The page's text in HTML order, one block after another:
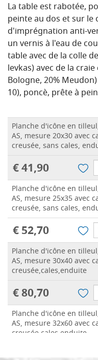
La table est rabotée,
peinte au dos et sur le
d'imprégnation anti-
un vernis à l'eau de
table avec de la colle
levkas) avec de la
Bologne, 20%
10), poncè, prête à
Planche d'icône en
AS, mesure 20x30 avec
creusée, sans cales,
€ 41,90
Planche d'icône en
AS, mesure 25x35 avec
creusée, sans cales,
€ 52,70
Planche d'icône en
AS, mesure 30x40 avec
creusée,cales,enduite
€ 80,70
Planche d'icône en
AS, mesure 32x60 avec
creusée,cales,enduite